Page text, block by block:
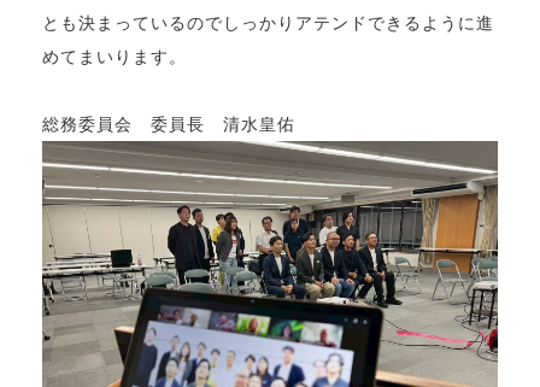
とも決まっているのでしっかりアテンドできるように進
めてまいります。
総務委員会 委員長 清水皇佑